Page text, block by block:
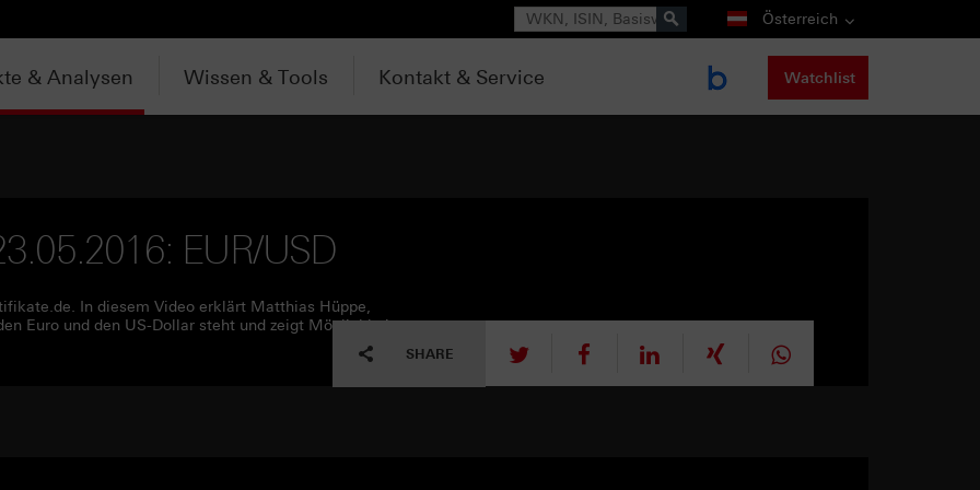
Suche Österreich
& Analysen Wissen & Tools Kontakt & Service Watchlist
EUR/USD
In diesem Video erklärt Matthias Hüppe,
Euro und den US-Dollar steht und zeigt Möglichkeiten
SHARE tweet mitteilen